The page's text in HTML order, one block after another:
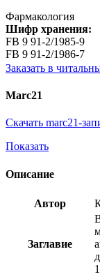
Фармакология
Шифр хранения:
FB 9 91-2/1985-9
FB 9 91-2/1986-7
Заказать в
Marc21
Скачать marc21-
Показать
Описание
Автор
Заглавие